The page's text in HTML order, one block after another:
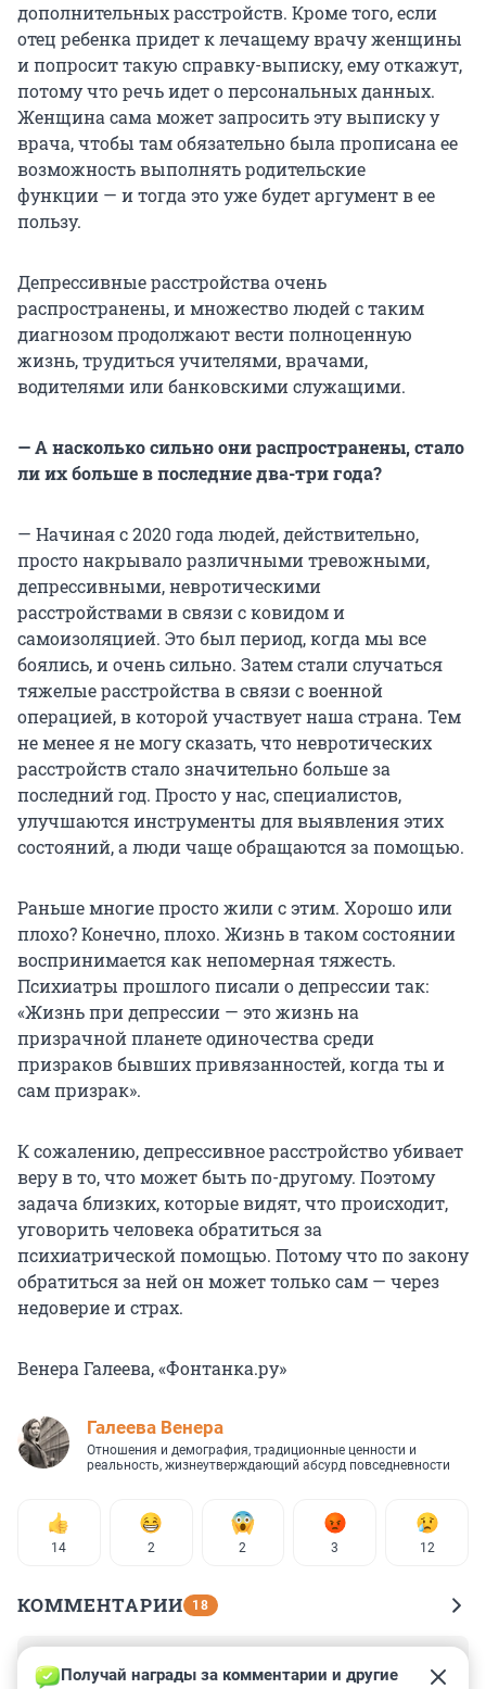
дополнительных расстройств. Кроме того, если
отец ребенка придет к лечащему врачу женщины
и попросит такую справку-выписку, ему откажут,
потому что речь идет о персональных данных.
Женщина сама может запросить эту выписку у
врача, чтобы там обязательно была прописана ее
возможность выполнять родительские
функции — и тогда это уже будет аргумент в ее
пользу.
Депрессивные расстройства очень
распространены, и множество людей с таким
диагнозом продолжают вести полноценную
жизнь, трудиться учителями, врачами,
водителями или банковскими служащими.
— А насколько сильно они распространены, стало
ли их больше в последние два-три года?
— Начиная с 2020 года людей, действительно,
просто накрывало различными тревожными,
депрессивными, невротическими
расстройствами в связи с ковидом и
самоизоляцией. Это был период, когда мы все
боялись, и очень сильно. Затем стали случаться
тяжелые расстройства в связи с военной
операцией, в которой участвует наша страна. Тем
не менее я не могу сказать, что невротических
расстройств стало значительно больше за
последний год. Просто у нас, специалистов,
улучшаются инструменты для выявления этих
состояний, а люди чаще обращаются за помощью.
Раньше многие просто жили с этим. Хорошо или
плохо? Конечно, плохо. Жизнь в таком состоянии
воспринимается как непомерная тяжесть.
Психиатры прошлого писали о депрессии так:
«Жизнь при депрессии — это жизнь на
призрачной планете одиночества среди
призраков бывших привязанностей, когда ты и
сам призрак».
К сожалению, депрессивное расстройство убивает
веру в то, что может быть по-другому. Поэтому
задача близких, которые видят, что происходит,
уговорить человека обратиться за
психиатрической помощью. Потому что по закону
обратиться за ней он может только сам — через
недоверие и страх.
Венера Галеева, «Фонтанка.ру»
Галеева Венера
Отношения и демография, традиционные ценности и
реальность, жизнеутверждающий абсурд повседневности
14 2 2 3 12
КОММЕНТАРИИ 18
22 декабря 2024, 12:47
Получай награды за комментарии и другие